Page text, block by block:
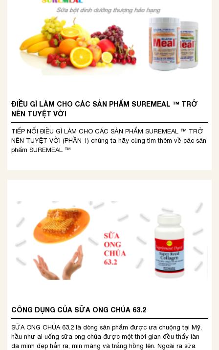
ĐIỀU GÌ LÀM CHO CÁC SẢN PHẨM SUREMEAL ™ TRỞ
NÊN TUYỆT VỜI
TIẾP NỐI ĐIỀU GÌ LÀM CHO CÁC SẢN PHẨM SUREMEAL ™ TRỞ
NÊN TUYỆT VỜI (PHẦN 1) chúng ta hãy cùng tìm thêm về các sản
phẩm SUREMEAL ™
CÔNG DỤNG CỦA SỮA ONG CHÚA 63.2
SỮA ONG CHÚA 63.2 là dòng sản phẩm được ưa chuộng tại Mỹ,
hầu như ai uống sữa ong chúa được một thời gian đều thấy làn
da mình đẹp hẳn ra, mịn màng và trắng hồng lên. Ngoài ra sữa